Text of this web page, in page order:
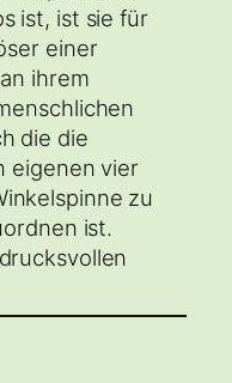
ist, ist sie für
einer
ihrem
die die
eigenen vier
zu
ist.